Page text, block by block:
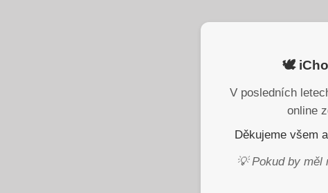
🕊️
V posledních
online
Děkujeme všem
💡 Pokud by měl